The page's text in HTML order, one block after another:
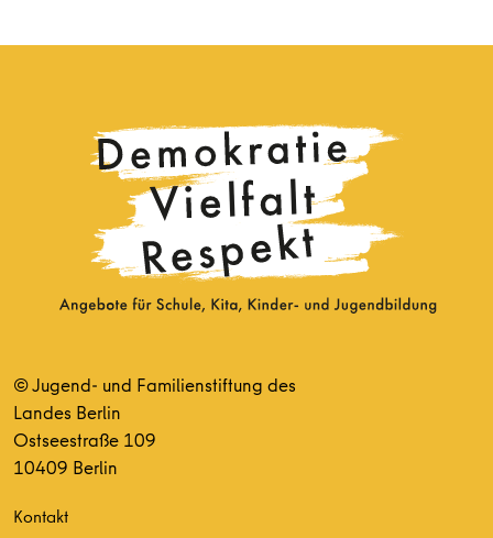
© Jugend- und Familienstiftung des
Landes Berlin
Ostseestraße 109
10409 Berlin
Kontakt